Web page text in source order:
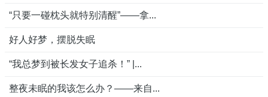
“只要一碰枕头就特别清醒”——拿...
好人好梦，摆脱失眠
“我总梦到被长发女子追杀！” |...
整夜未眠的我该怎么办？——来自...